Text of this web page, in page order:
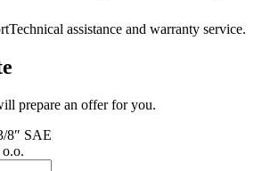
Technical assistance and warranty service.
prepare an offer for you.
8″ SAE